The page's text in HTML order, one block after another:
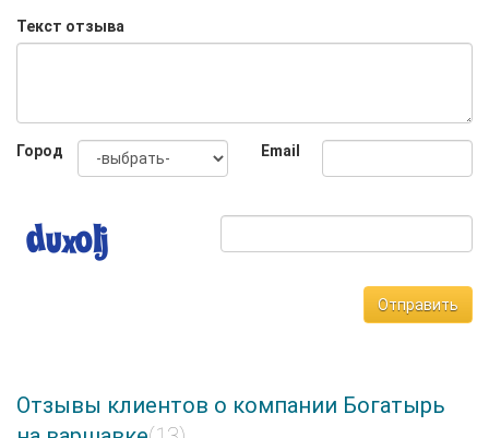
Текст отзыва
Город Email
Отправить
Отзывы клиентов о компании Богатырь